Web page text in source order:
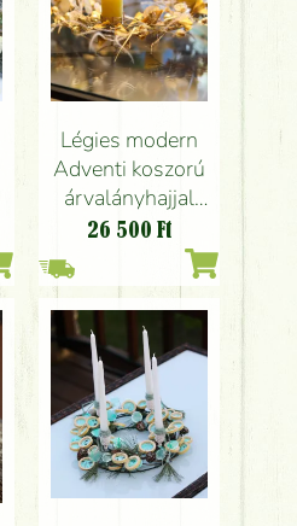
Légies modern
Adventi koszorú
árvalányhajjal
(35cm)
26 500 Ft